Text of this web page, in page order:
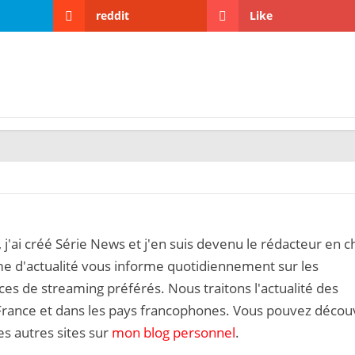
reddit Like
créé Série News et j'en suis devenu le rédacteur en
d'actualité vous informe quotidiennement sur les
de streaming préférés. Nous traitons l'actualité des
et dans les pays francophones. Vous pouvez
autres sites sur mon blog personnel.